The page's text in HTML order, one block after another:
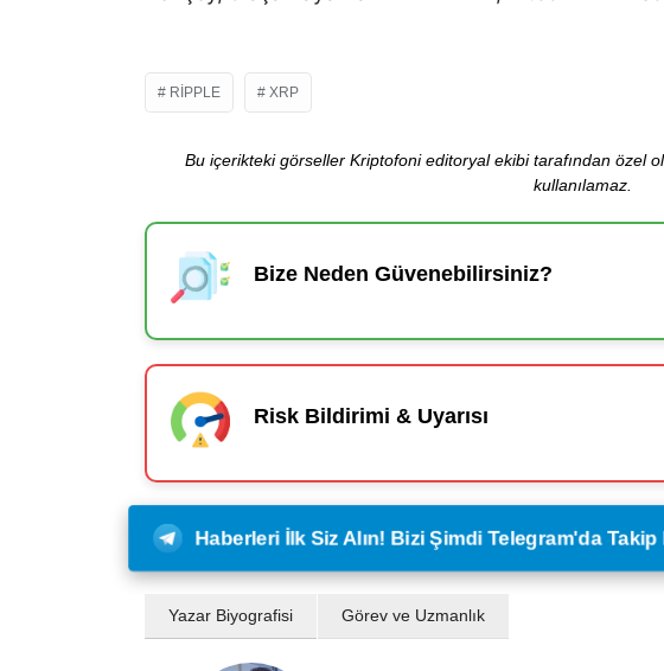
RIPPLE XRP
Bu içerikteki görseller Kriptofoni editoryal ekibi tarafından özel
kullanılamaz.
Bize Neden Güvenebilirsiniz?
Risk Bildirimi & Uyarısı
Haberleri İlk Siz Alın! Bizi Şimdi Telegram'da Takip
Yazar Biyografisi Görev ve Uzmanlık